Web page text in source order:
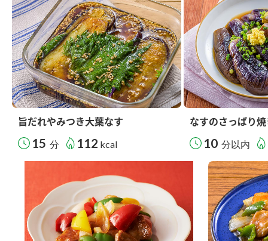
旨だれやみつき大葉なす
15 分 112 kcal
なすのさっぱり
10 分以内